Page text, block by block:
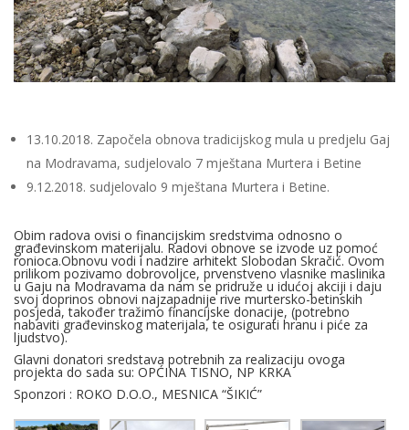
13.10.2018. Započela obnova tradicijskog mula u predjelu Gaj
na Modravama, sudjelovalo 7 mještana Murtera i Betine
9.12.2018. sudjelovalo 9 mještana Murtera i Betine.
Obim radova ovisi o financijskim sredstvima odnosno o
građevinskom materijalu. Radovi obnove se izvode uz pomoć
ronioca.Obnovu vodi i nadzire arhitekt Slobodan Skračić. Ovom
prilikom pozivamo dobrovoljce, prvenstveno vlasnike maslinika
u Gaju na Modravama da nam se pridruže u idućoj akciji i daju
svoj doprinos obnovi najzapadnije rive murtersko-betinskih
posjeda, također tražimo financijske donacije, (potrebno
nabaviti građevinskog materijala, te osigurati hranu i piće za
ljudstvo).
Glavni donatori sredstava potrebnih za realizaciju ovoga
projekta do sada su: OPĆINA TISNO, NP KRKA
Sponzori : ROKO D.O.O., MESNICA “ŠIKIĆ”